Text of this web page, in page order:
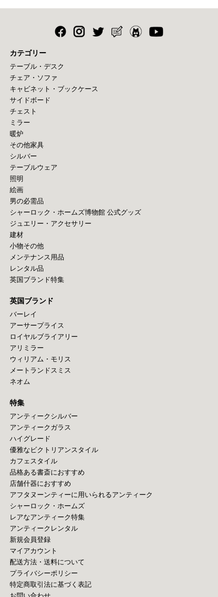
カテゴリー
テーブル・デスク
チェア・ソファ
キャビネット・ブックケース
サイドボード
チェスト
ミラー
暖炉
その他家具
シルバー
テーブルウェア
照明
絵画
男の必需品
シャーロック・ホームズ博物館 公式グッズ
ジュエリー・アクセサリー
建材
小物その他
メンテナンス用品
レンタル品
英国ブランド特集
英国ブランド
バーレイ
アーサープライス
ロイヤルブライアリー
アリミラー
ウィリアム・モリス
メートランドスミス
ネオム
特集
アンティークシルバー
アンティークガラス
ハイグレード
優雅なビクトリアンスタイル
カフェスタイル
品格ある書斎におすすめ
店舗什器におすすめ
アフタヌーンティーに用いられるアンティーク
シャーロック・ホームズ
レアなアンティーク特集
アンティークレンタル
新規会員登録
マイアカウント
配送方法・送料について
プライバシーポリシー
特定商取引法に基づく表記